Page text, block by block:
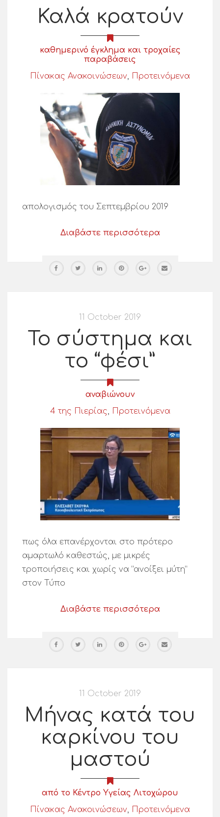
Καλά κρατούν
καθημερινό έγκλημα και τροχαίες
παραβάσεις
Πίνακας Ανακοινώσεων, Προτεινόμενα
απολογισμός του Σεπτεμβρίου 2019
Διαβάστε περισσότερα
11 October 2019
Το σύστημα και
το “φέσι”
αναβιώνουν
4 της Πιερίας, Προτεινόμενα
πως όλα επανέρχονται στο πρότερο
αμαρτωλό καθεστώς, με μικρές
τροποιήσεις και χωρίς να “ανοίξει μύτη”
στον Τύπο
Διαβάστε περισσότερα
11 October 2019
Μήνας κατά του
καρκίνου του
μαστού
από το Κέντρο Υγείας Λιτοχώρου
Πίνακας Ανακοινώσεων, Προτεινόμενα